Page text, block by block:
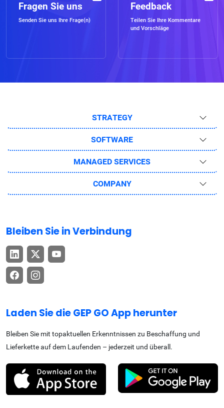
Fragen Sie uns
Senden Sie uns Ihre Frage(n)
Feedback
Teilen Sie Ihre Kommentare
und Vorschläge
STRATEGY
SOFTWARE
MANAGED SERVICES
COMPANY
Bleiben Sie in Verbindung
Laden Sie die GEP GO App herunter
Bleiben Sie mit topaktuellen Erkenntnissen zu Beschaffung und
Lieferkette auf dem Laufenden – jederzeit und überall.